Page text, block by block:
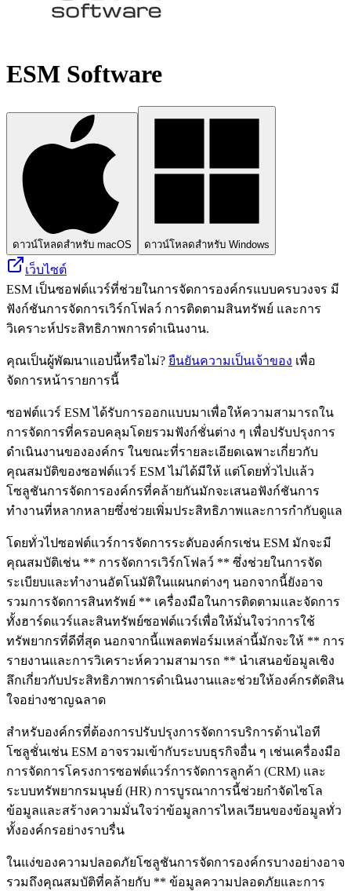
ESM Software
ดาวน์โหลดสำหรับ macOS ดาวน์โหลดสำหรับ Windows
เว็บไซต์
ESM เป็นซอฟต์แวร์ที่ช่วยในการจัดการองค์กรแบบครบวงจร มี
ฟังก์ชันการจัดการเวิร์กโฟลว์ การติดตามสินทรัพย์ และการ
วิเคราะห์ประสิทธิภาพการดำเนินงาน.
คุณเป็นผู้พัฒนาแอปนี้หรือไม่? ยืนยันความเป็นเจ้าของ เพื่อ
จัดการหน้ารายการนี้
ซอฟต์แวร์ ESM ได้รับการออกแบบมาเพื่อให้ความสามารถใน
การจัดการที่ครอบคลุมโดยรวมฟังก์ชั่นต่าง ๆ เพื่อปรับปรุงการ
ดำเนินงานขององค์กร ในขณะที่รายละเอียดเฉพาะเกี่ยวกับ
คุณสมบัติของซอฟต์แวร์ ESM ไม่ได้มีให้ แต่โดยทั่วไปแล้ว
โซลูชันการจัดการองค์กรที่คล้ายกันมักจะเสนอฟังก์ชันการ
ทำงานที่หลากหลายซึ่งช่วยเพิ่มประสิทธิภาพและการกำกับดูแล
โดยทั่วไปซอฟต์แวร์การจัดการระดับองค์กรเช่น ESM มักจะมี
คุณสมบัติเช่น ** การจัดการเวิร์กโฟลว์ ** ซึ่งช่วยในการจัด
ระเบียบและทำงานอัตโนมัติในแผนกต่างๆ นอกจากนี้ยังอาจ
รวมการจัดการสินทรัพย์ ** เครื่องมือในการติดตามและจัดการ
ทั้งฮาร์ดแวร์และสินทรัพย์ซอฟต์แวร์เพื่อให้มั่นใจว่าการใช้
ทรัพยากรที่ดีที่สุด นอกจากนี้แพลตฟอร์มเหล่านี้มักจะให้ ** การ
รายงานและการวิเคราะห์ความสามารถ ** นำเสนอข้อมูลเชิง
ลึกเกี่ยวกับประสิทธิภาพการดำเนินงานและช่วยให้องค์กรตัดสิน
ใจอย่างชาญฉลาด
สำหรับองค์กรที่ต้องการปรับปรุงการจัดการบริการด้านไอที
โซลูชั่นเช่น ESM อาจรวมเข้ากับระบบธุรกิจอื่น ๆ เช่นเครื่องมือ
การจัดการโครงการซอฟต์แวร์การจัดการลูกค้า (CRM) และ
ระบบทรัพยากรมนุษย์ (HR) การบูรณาการนี้ช่วยกำจัดไซโล
ข้อมูลและสร้างความมั่นใจว่าข้อมูลการไหลเวียนของข้อมูลทั่ว
ทั้งองค์กรอย่างราบรื่น
ในแง่ของความปลอดภัยโซลูชันการจัดการองค์กรบางอย่างอาจ
รวมถึงคุณสมบัติที่คล้ายกับ ** ข้อมูลความปลอดภัยและการ